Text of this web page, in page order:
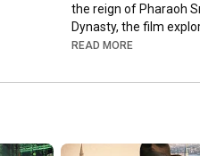
the reign of Pharaoh
Dynasty, the film
research aimed at
READ MORE